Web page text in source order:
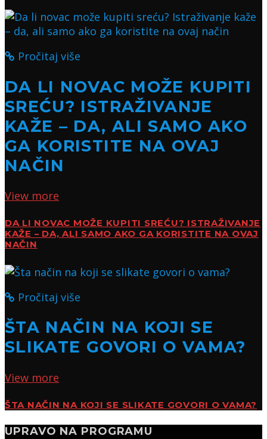
Pročitaj više
DA LI NOVAC MOŽE KUPITI
SREĆU? ISTRAŽIVANJE
KAŽE – DA, ALI SAMO AKO
GA KORISTITE NA OVAJ
NAČIN
View more
DA LI NOVAC MOŽE KUPITI SREĆU? ISTRAŽIVANJE
KAŽE – DA, ALI SAMO AKO GA KORISTITE NA OVAJ
NAČIN
Pročitaj više
ŠTA NAČIN NA KOJI SE
SLIKATE GOVORI O VAMA?
View more
ŠTA NAČIN NA KOJI SE SLIKATE GOVORI O VAMA?
UPRAVO NA PROGRAMU